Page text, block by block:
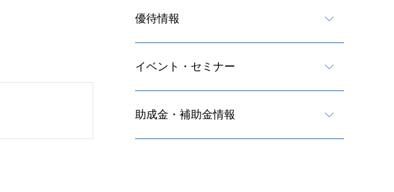
優待情報
イベント・セミナー
助成金・補助金情報